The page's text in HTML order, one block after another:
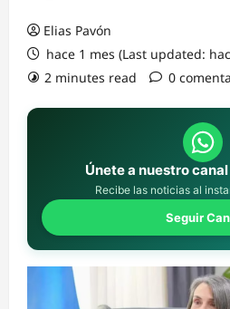
Elias Pavón
hace 1 mes (Last updated:
2 minutes read
0
Únete a nuestro
Recibe las noticias al
Seguir